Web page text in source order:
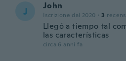
J John
Iscrizione dal 2020 · 3
Llegó a tiempo tal
las características
circa 6 anni fa